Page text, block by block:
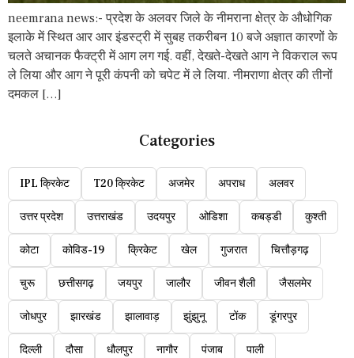
neemrana news:- प्रदेश के अलवर जिले के नीमराना क्षेत्र के औधोगिक
इलाके में स्थित आर आर इंडस्ट्री में सुबह तकरीबन 10 बजे अज्ञात कारणों के
चलते अचानक फैक्ट्री में आग लग गई. वहीं, देखते-देखते आग ने विकराल रूप
ले लिया और आग ने पूरी कंपनी को चपेट में ले लिया. नीमराणा क्षेत्र की तीनों
दमकल […]
Categories
IPL क्रिकेट T20 क्रिकेट अजमेर अपराध अलवर
उत्तर प्रदेश उत्तराखंड उदयपुर ओडिशा कबड्डी कुश्ती
कोटा कोविड-19 क्रिकेट खेल गुजरात चित्तौड़गढ़
चुरू छत्तीसगढ़ जयपुर जालौर जीवन शैली जैसलमेर
जोधपुर झारखंड झालावाड़ झुंझुनू टोंक डूंगरपुर
दिल्ली दौसा धौलपुर नागौर पंजाब पाली